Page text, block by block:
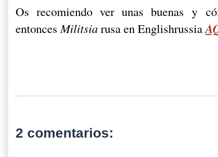
Os recomiendo ver unas buenas y
entoncesMilitsiarusa en Englishrussia
2 comentarios: